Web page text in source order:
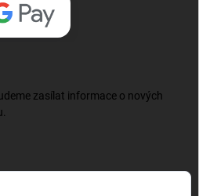
zasílat informace o nových